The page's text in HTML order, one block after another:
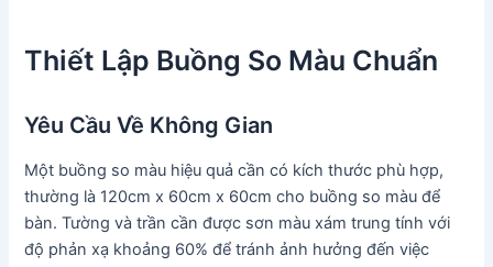
Thiết Lập Buồng So Màu Chuẩn
Yêu Cầu Về Không Gian
Một buồng so màu hiệu quả cần có kích thước phù hợp,
thường là 120cm x 60cm x 60cm cho buồng so màu để
bàn. Tường và trần cần được sơn màu xám trung tính với
độ phản xạ khoảng 60% để tránh ảnh hưởng đến việc